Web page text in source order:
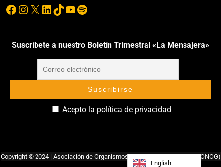
Suscríbete a nuestro Boletín Trimestral «La Mensajera»
Acepto la política de privacidad
Copyright © 2024 | Asociación de Organismos No Gubernamentales (ASONOG)
English